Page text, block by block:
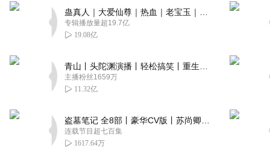
2019-12-15
不可挑剔，超级喜欢两位老师，德云社也去过，真不错
回复 2019-12-14
专辑播放量超19.7亿
19.08亿
主播粉丝1659万
11.32亿
连载节目超七百集
1617.64万